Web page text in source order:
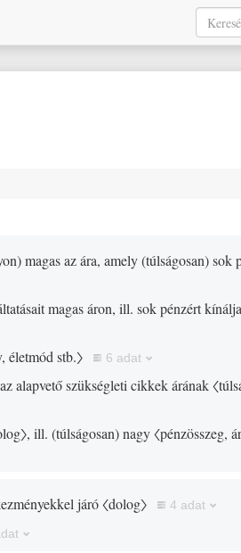
)magas az ára, amely(túlságosan)sok
magas áron, ill. sok pénzért kínálja
életmód stb.〉 6 adat
alapvető szükségleti cikkek árának
, ill.(túlságosan)nagy〈pénzösszeg,
járó〈dolog〉 4 adat